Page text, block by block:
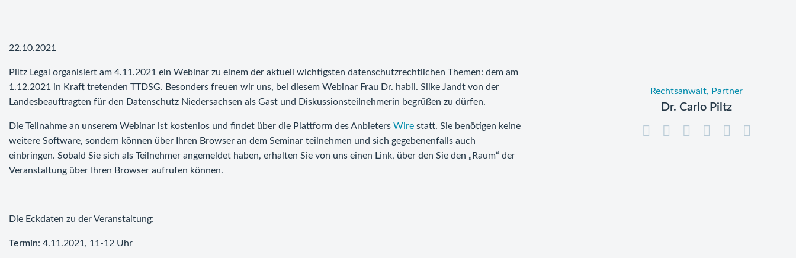
22.10.2021
Piltz Legal organisiert am 4.11.2021 ein Webinar zu einem der aktuell wichtigsten datenschutzrechtlichen Themen: dem am
1.12.2021 in Kraft tretenden TTDSG. Besonders freuen wir uns, bei diesem Webinar Frau Dr. habil. Silke Jandt von der
Landesbeauftragten für den Datenschutz Niedersachsen als Gast und Diskussionsteilnehmerin begrüßen zu dürfen.
Die Teilnahme an unserem Webinar ist kostenlos und findet über die Plattform des Anbieters Wire statt. Sie benötigen keine
weitere Software, sondern können über Ihren Browser an dem Seminar teilnehmen und sich gegebenenfalls auch
einbringen. Sobald Sie sich als Teilnehmer angemeldet haben, erhalten Sie von uns einen Link, über den Sie den „Raum“ der
Veranstaltung über Ihren Browser aufrufen können.
Die Eckdaten zu der Veranstaltung:
Termin: 4.11.2021, 11-12 Uhr
Rechtsanwalt, Partner
Dr. Carlo Piltz